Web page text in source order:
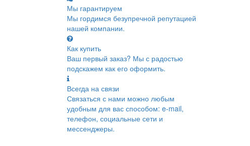
Мы гарантируем
Мы гордимся безупречной репутацией
нашей компании.
Как купить
Ваш первый заказ? Мы с радостью
подскажем как его оформить.
Всегда на связи
Связаться с нами можно любым
удобным для вас способом: e-mail,
телефон, социальные сети и
мессенджеры.